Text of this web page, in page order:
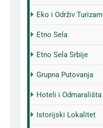
Eko i Održiv Turizam
Etno Sela
Etno Sela Srbije
Grupna Putovanja
Hoteli i Odmarališta
Istorijski Lokalitet